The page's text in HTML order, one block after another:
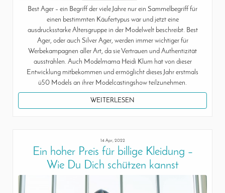
Best Ager – ein Begriff der viele Jahre nur ein Sammelbegriff für
einen bestimmten Käufertypus war und jetzt eine
ausdrucksstarke Altersgruppe in der Modelwelt beschreibt. Best
Ager, oder auch Silver Ager, werden immer wichtiger für
Werbekampagnen aller Art, da sie Vertrauen und Authentizität
ausstrahlen. Auch Modelmama Heidi Klum hat von dieser
Entwicklung mitbekommen und ermöglicht dieses Jahr erstmals
ü50 Models an ihrer Modelcastingshow teilzunehmen.
WEITERLESEN
14 Apr, 2022
Ein hoher Preis für billige Kleidung –
Wie Du Dich schützen kannst